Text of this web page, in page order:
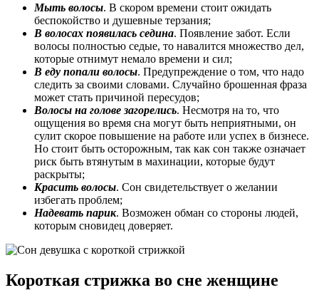
Мыть волосы. В скором времени стоит ожидать
беспокойство и душевные терзания;
В волосах появилась седина. Появление забот. Если
волосы полностью седые, то навалится множество дел,
которые отнимут немало времени и сил;
В еду попали волосы. Предупреждение о том, что надо
следить за своими словами. Случайно брошенная фраза
может стать причиной пересудов;
Волосы на голове загорелись. Несмотря на то, что
ощущения во время сна могут быть неприятными, он
сулит скорое повышение на работе или успех в бизнесе.
Но стоит быть осторожным, так как сон также означает
риск быть втянутым в махинации, которые будут
раскрыты;
Красить волосы. Сон свидетельствует о желании
избегать проблем;
Надевать парик. Возможен обман со стороны людей,
которым сновидец доверяет.
Короткая стрижка во сне женщине